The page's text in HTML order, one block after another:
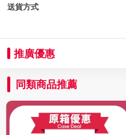
送貨方式
推廣優惠
同類商品推薦